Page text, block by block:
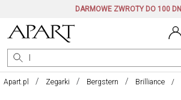
DARMOWE ZWROTY DO 100 DNI
Apart.pl Zegarki Bergstern Brilliance